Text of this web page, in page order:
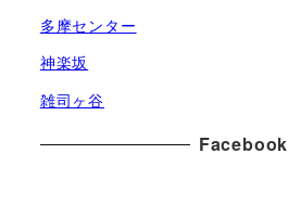
多摩センター
神楽坂
雑司ヶ谷
Facebook